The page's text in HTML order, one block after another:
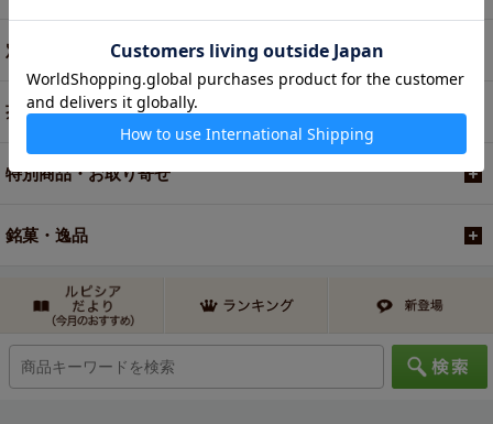
定期便
茶器・オリジナルグッズ
特別商品・お取り寄せ
銘菓・逸品